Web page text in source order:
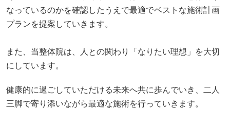
なっているのかを確認したうえで最適でベストな施術計画
プランを提案していきます。
また、当整体院は、人との関わり「なりたい理想」を大切
にしています。
健康的に過ごしていただける未来へ共に歩んでいき、二人
三脚で寄り添いながら最適な施術を行っていきます。